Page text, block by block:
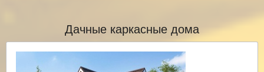
Дачные каркасные дома